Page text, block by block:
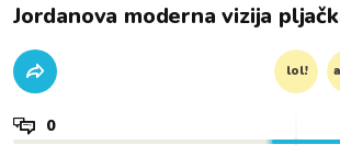
Jordanova moderna vizija
lol!
0